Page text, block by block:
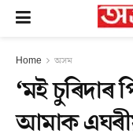
Home অসম
‘মই চুৰিদাৰ
আমাক